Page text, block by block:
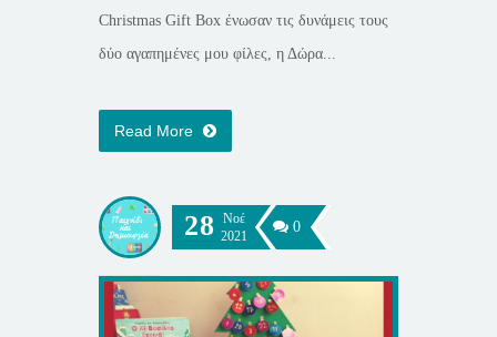
Christmas Gift Box ένωσαν τις δυνάμεις τους
δύο αγαπημένες μου φίλες, η Δώρα...
Read More
28 Νοέ
2021
0